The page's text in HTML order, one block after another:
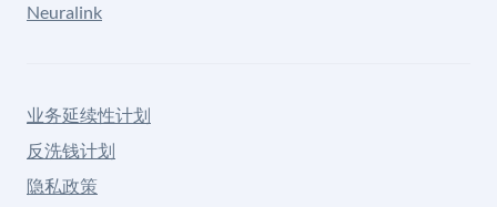
Neuralink
业务延续性计划
反洗钱计划
隐私政策